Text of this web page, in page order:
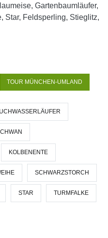
Gartenbaumläufer,
Star, Feldsperling, Stieglitz,
TOUR MÜNCHEN-UMLAND
KOLBENENTE
SCHWARZSTORCH
STAR TURMFALKE